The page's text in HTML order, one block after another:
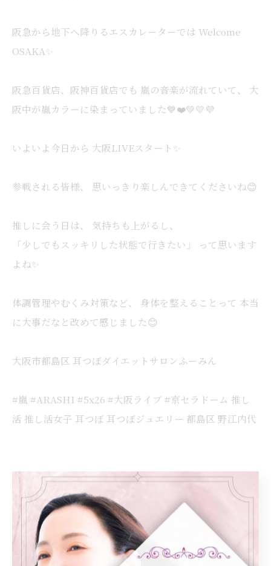
阪急から地下へ降りるエスカレーターでは Welcome
OSAKA✨
阪急百貨店、阪神百貨店でも 嵐の音楽が流れていて、 大
阪中が嵐カラーに染まっていました💙❤️💚💛💜
いよいよ今日から 大阪LIVEスタート✨
参戦される皆様、 思いっきり楽しんできてくださいね😊
推しに会う日は、 気持ちも上がるし、
「少しでもスッキリした状態で行きたい」 って思います
よね✨
体調管理やむくみ対策など、 身体を整えることって 本当
に大事だなと改めて感じました😊
大阪市都島区 耳つぼダイエットサロンふーみん
#嵐 #ARASHI #5x26 #大阪ライブ #京セラドーム 推し
活 推し活女子 耳つぼ 耳つぼジュエリー 都島区 野江内代
< 前のページ 一覧に戻る